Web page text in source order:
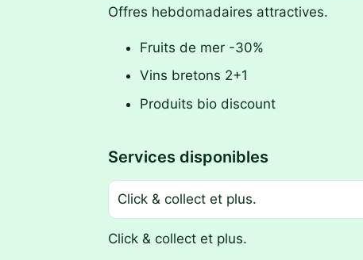
Offres hebdomadaires attractives.
Fruits de mer -30%
Vins bretons 2+1
Produits bio discount
Services disponibles
Click & collect et plus.
Click & collect et plus.